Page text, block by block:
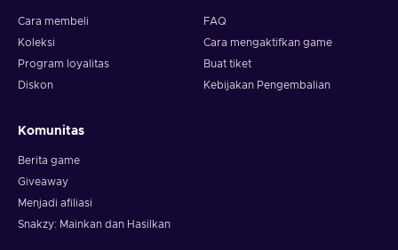
Cara membeli
Koleksi
Program loyalitas
Diskon
FAQ
Cara mengaktifkan game
Buat tiket
Kebijakan Pengembalian
Komunitas
Berita game
Giveaway
Menjadi afiliasi
Snakzy: Mainkan dan Hasilkan